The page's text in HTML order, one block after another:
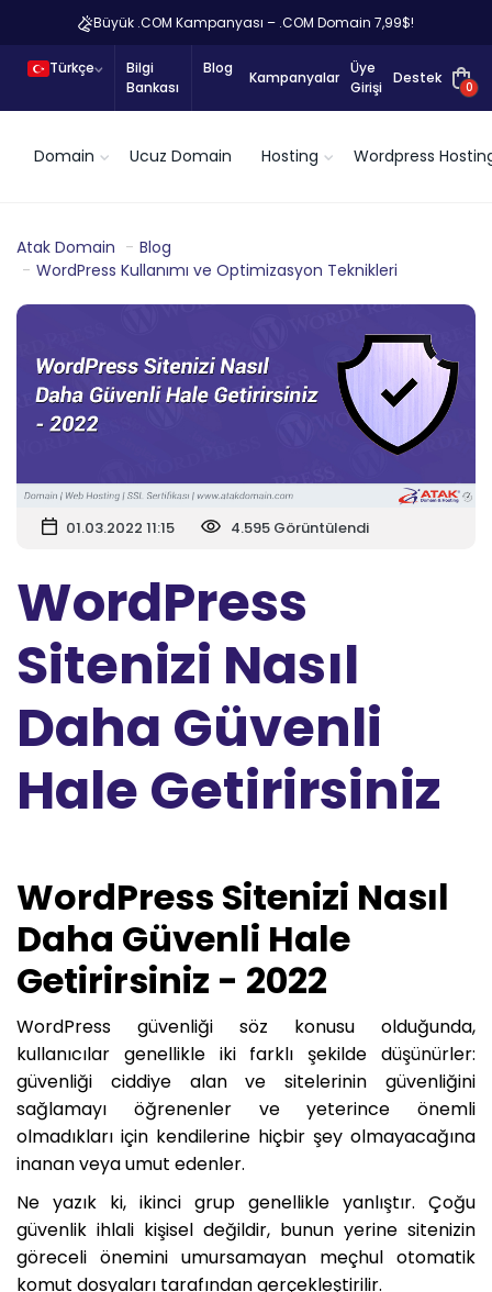
Büyük .COM Kampanyası – .COM Domain 7,99$!
Türkçe
Bilgi
Bankası
Blog
Kampanyalar
Üye
Girişi
Destek
0
Domain Ucuz Domain Hosting Wordpress
Atak Domain
Blog
WordPress Kullanımı ve Optimizasyon Teknikleri
01.03.2022 11:15 4.595 Görüntülendi
WordPress
Sitenizi Nasıl
Daha Güvenli
Hale Getirirsiniz
WordPress Sitenizi Nasıl
Daha Güvenli Hale
Getirirsiniz - 2022
WordPress güvenliği söz konusu olduğunda,
kullanıcılar genellikle iki farklı şekilde düşünürler:
güvenliği ciddiye alan ve sitelerinin güvenliğini
sağlamayı öğrenenler ve yeterince önemli
olmadıkları için kendilerine hiçbir şey olmayacağına
inanan veya umut edenler.
Ne yazık ki, ikinci grup genellikle yanlıştır. Çoğu
güvenlik ihlali kişisel değildir, bunun yerine sitenizin
göreceli önemini umursamayan meçhul otomatik
komut dosyaları tarafından gerçekleştirilir.